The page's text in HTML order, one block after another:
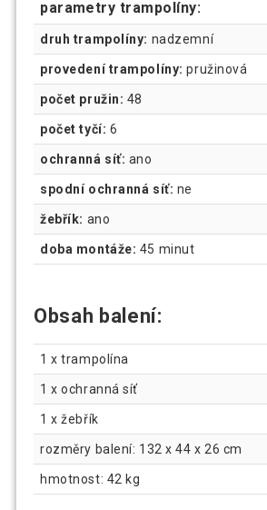
parametry trampolíny:
druh trampolíny: nadzemní
provedení trampolíny: pružinová
počet pružin: 48
počet tyčí: 6
ochranná síť: ano
spodní ochranná síť: ne
žebřík: ano
doba montáže: 45 minut
Obsah balení:
1 x trampolína
1 x ochranná síť
1 x žebřík
rozměry balení: 132 x 44 x 26 cm
hmotnost: 42 kg